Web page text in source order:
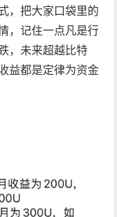
，把大家口袋里的
，记住一点凡是行
，未来超越比特
益都是定律为资金